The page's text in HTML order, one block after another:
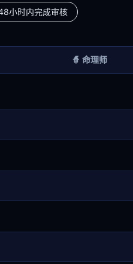
小时内完成审核
🧙 命理师